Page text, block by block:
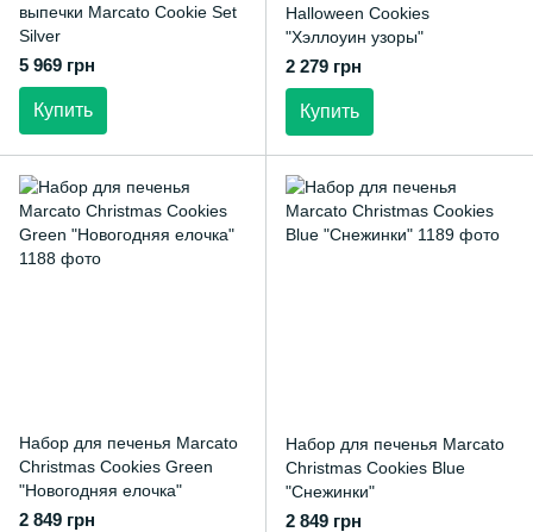
выпечки Marcato Cookie Set
Silver
5 969 грн
Купить
Halloween Cookies
"Хэллоуин узоры"
2 279 грн
Купить
Набор для печенья Marcato
Christmas Cookies Green
"Новогодняя елочка"
2 849 грн
Набор для печенья Marcato
Christmas Cookies Blue
"Снежинки"
2 849 грн